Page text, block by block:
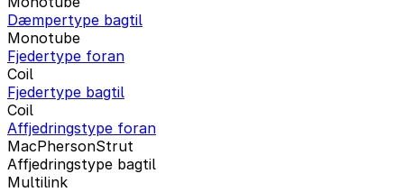
Dæmpertype bagtil
Monotube
Fjedertype foran
Coil
Fjedertype bagtil
Coil
Affjedringstype foran
MacPhersonStrut
Affjedringstype bagtil
Multilink